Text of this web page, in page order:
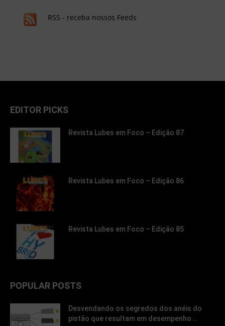
RSS - receba nossos Feeds
EDITOR PICKS
Revista Lubes em Foco – Edição 87
Revista Lubes em Foco – Edição 86
Revista Lubes em Foco – Edição 85
POPULAR POSTS
Desvendando os segredos dos anéis do
pistão que resultam em desempenho...